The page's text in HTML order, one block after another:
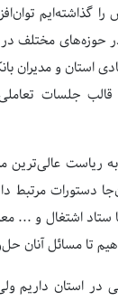
گذاشته‌ایم
در حوزه‌های
استان و مدیران
قالب جلسات
ریاست عالی‌ترین
دستورات مرتبط
ستاد اشتغال و ...
تا مسائل
استان داریم ولی